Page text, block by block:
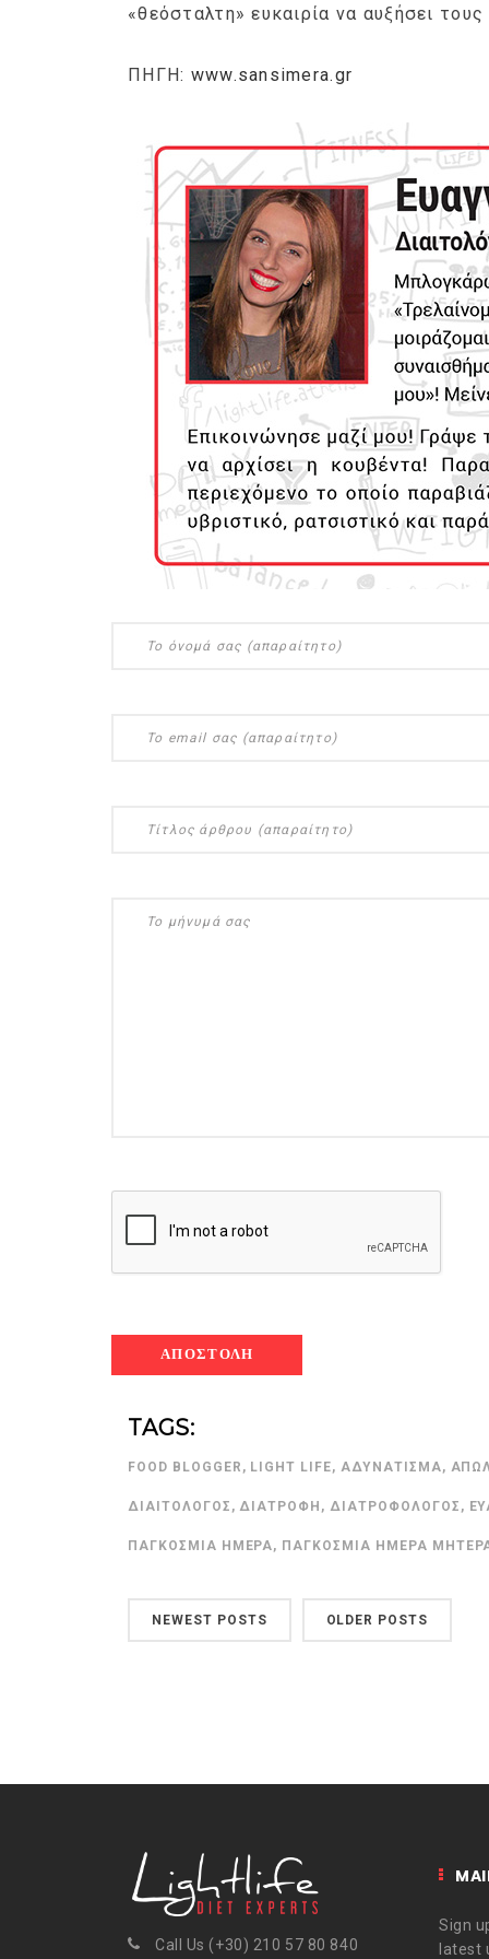
«θεόσταλτη» ευκαιρία να αυξήσει
ΠΗΓΗ: www.sansimera.gr
TAGS:
FOOD BLOGGER , LIGHT LIFE, ΑΔΥΝΆΤΙΣΜΑ,
ΔΙΑΙΤΟΛΌΓΟΣ , ΔΙΑΤΡΟΦΉ , ΔΙΑΤΡΟΦΟΛΌΓΟΣ ,
ΠΑΓΚΌΣΜΙΑ ΗΜΈΡΑ, ΠΑΓΚΌΣΜΙΑ ΗΜΈΡΑ
NEWEST POSTS OLDER POSTS
By Evangelia
Ιούλ 30, 2026
Σύμφωνα με τους
αυτοί που μελετούν τα
Call Us (+30) 210 57 80 840
Sign
latest